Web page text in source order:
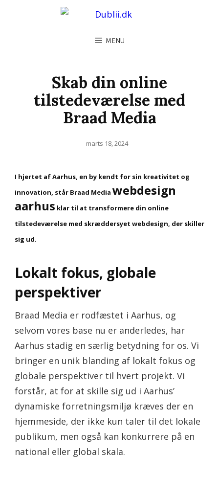
MENU
Skab din online
tilstedeværelse med
Braad Media
Posted
marts 18, 2024
I hjertet af Aarhus, en by kendt for sin kreativitet og
innovation, står Braad Media webdesign
aarhus klar til at transformere din online
tilstedeværelse med skræddersyet webdesign, der skiller
sig ud.
Lokalt fokus, globale
perspektiver
Braad Media er rodfæstet i Aarhus, og
selvom vores base nu er anderledes, har
Aarhus stadig en særlig betydning for os. Vi
bringer en unik blanding af lokalt fokus og
globale perspektiver til hvert projekt. Vi
forstår, at for at skille sig ud i Aarhus’
dynamiske forretningsmiljø kræves der en
hjemmeside, der ikke kun taler til det lokale
publikum, men også kan konkurrere på en
national eller global skala.